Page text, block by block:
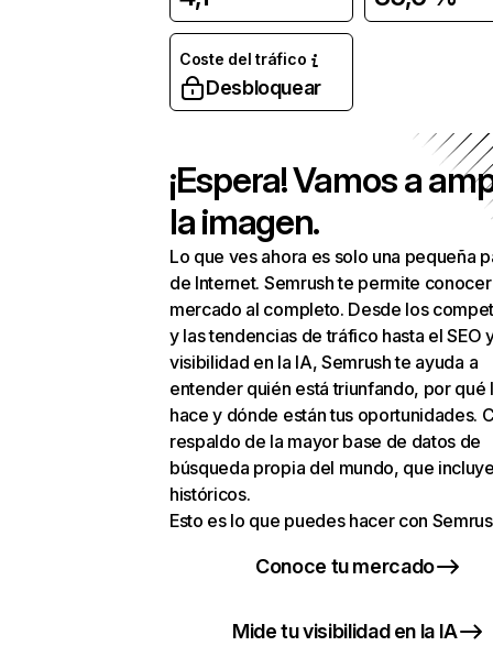
Coste del tráfico
Desbloquear
¡Espera! Vamos a
la imagen.
Lo que ves ahora es solo una pequeña
de Internet. Semrush te permite
mercado al completo. Desde los
y las tendencias de tráfico hasta el SEO
visibilidad en la IA, Semrush te ayuda a
entender quién está triunfando, por qué
hace y dónde están tus oportunidades.
respaldo de la mayor base de datos de
búsqueda propia del mundo, que
históricos.
Esto es lo que puedes hacer con
Conoce tu mercado
Mide tu visibilidad en la IA